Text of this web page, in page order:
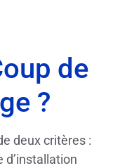
de
?
deux critères :
d’installation